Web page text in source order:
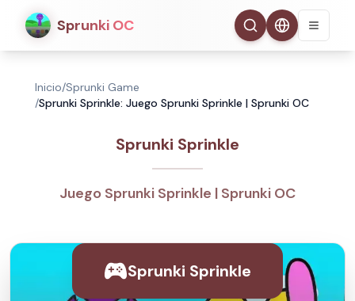
Sprunki OC
Inicio/Sprunki Game
/Sprunki Sprinkle: Juego Sprunki Sprinkle | Sprunki OC
Sprunki Sprinkle
Juego Sprunki Sprinkle | Sprunki OC
Sprunki Sprinkle